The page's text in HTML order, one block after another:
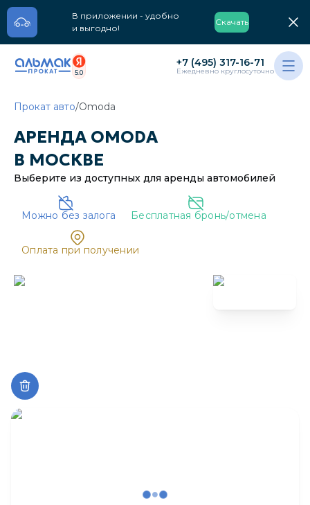
В приложении - удобно
и выгодно!
Скачать
5.0
+7 (495) 317-16-71
Ежедневно круглосуточно
Прокат авто/Omoda
АРЕНДА OMODA
В МОСКВЕ
Выберите из доступных для аренды автомобилей
Можно без залога Бесплатная бронь/отмена
Oплата при получении